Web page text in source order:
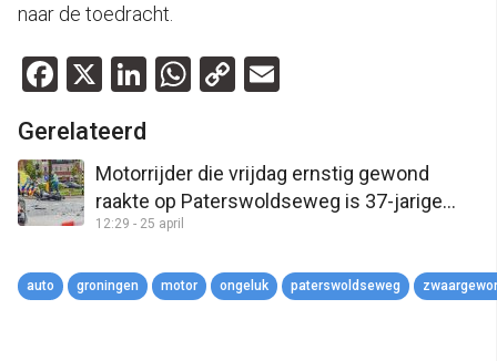
naar de toedracht.
Facebook
X LinkedIn
WhatsApp
Copy
Gerelateerd
Motorrijder die vrijdag ernstig gewond
raakte op Paterswoldseweg is 37-jarige
man
12:29 - 25 april
auto groningen motor ongeluk paterswoldseweg